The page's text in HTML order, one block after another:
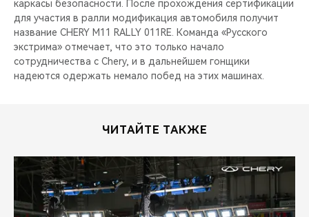
каркасы безопасности. После прохождения сертификации
для участия в ралли модификация автомобиля получит
название CHERY M11 RALLY 011RE. Команда «Русского
экстрима» отмечает, что это только начало
сотрудничества с Chery, и в дальнейшем гонщики
надеются одержать немало побед на этих машинах.
ЧИТАЙТЕ ТАКЖЕ